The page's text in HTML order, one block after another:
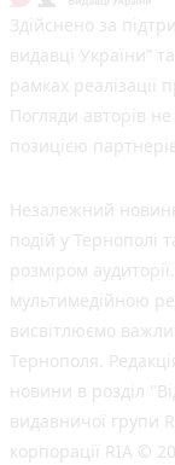
Здійснено за
видавці України”
рамках реалізації
Погляди авторів
позицією
Незалежний
подій у Тернополі
розміром
мультимедійною
висвітлюємо
Тернополя.
новини в розділ
видавничої групи
корпорації RIA ©